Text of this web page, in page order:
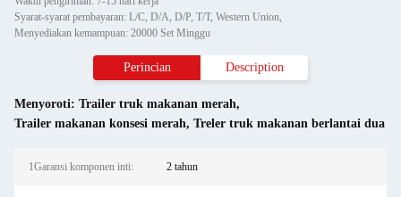
Syarat-syarat pembayaran: L/C, D/A, D/P, T/T, Western Union,
Menyediakan kemampuan: 20000 Set Minggu
Perincian Description
Menyoroti: Trailer truk makanan merah,
Trailer makanan konsesi merah, Treler truk makanan berlantai dua
1Garansi komponen inti: 2 tahun